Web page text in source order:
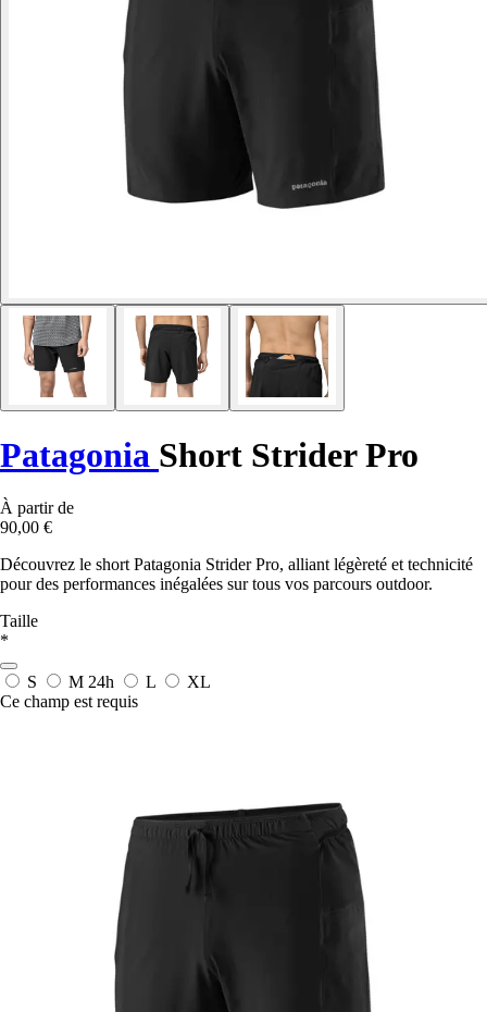
Patagonia Short Strider Pro
À partir de
90,00 €
Découvrez le short Patagonia Strider Pro, alliant légèreté et technicité
pour des performances inégalées sur tous vos parcours outdoor.
Taille
*
S M 24h L
XL
Ce champ est requis